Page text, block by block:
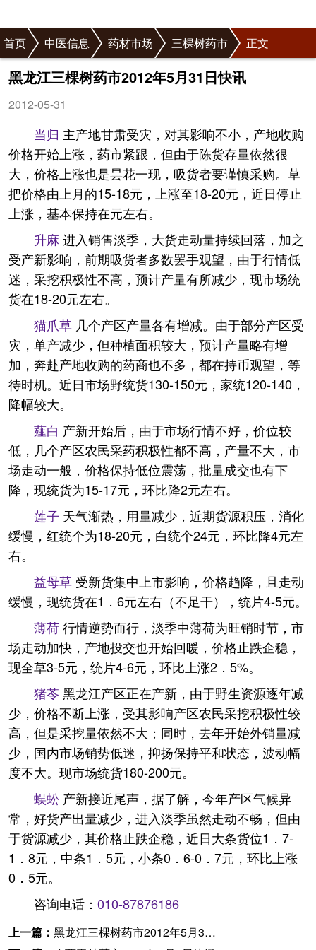
首页 中医信息 药材市场 三棵树药市 正文
黑龙江三棵树药市2012年5月31日快讯
2012-05-31
当归 主产地甘肃受灾，对其影响不小，产地收购
价格开始上涨，药市紧跟，但由于陈货存量依然很
大，价格上涨也是昙花一现，吸货者要谨慎采购。草
把价格由上月的15-18元，上涨至18-20元，近日停止
上涨，基本保持在元左右。
升麻 进入销售淡季，大货走动量持续回落，加之
受产新影响，前期吸货者多数罢手观望，由于行情低
迷，采挖积极性不高，预计产量有所减少，现市场统
货在18-20元左右。
猫爪草 几个产区产量各有增减。由于部分产区受
灾，单产减少，但种植面积较大，预计产量略有增
加，奔赴产地收购的药商也不多，都在持币观望，等
待时机。近日市场野统货130-150元，家统120-140，
降幅较大。
薤白 产新开始后，由于市场行情不好，价位较
低，几个产区农民采药积极性都不高，产量不大，市
场走动一般，价格保持低位震荡，批量成交也有下
降，现统货为15-17元，环比降2元左右。
莲子 天气渐热，用量减少，近期货源积压，消化
缓慢，红统个为18-20元，白统个24元，环比降4元左
右。
益母草 受新货集中上市影响，价格趋降，且走动
缓慢，现统货在1．6元左右（不足干），统片4-5元。
薄荷行情逆势而行，淡季中薄荷为旺销时节，市
场走动加快，产地投交也开始回暖，价格止跌企稳，
现全草3-5元，统片4-6元，环比上涨2．5%。
猪苓 黑龙江产区正在产新，由于野生资源逐年减
少，价格不断上涨，受其影响产区农民采挖积极性较
高，但是采挖量依然不大；同时，去年开始外销量减
少，国内市场销势低迷，抑扬保持平和状态，波动幅
度不大。现市场统货180-200元。
蜈蚣 产新接近尾声，据了解，今年产区气候异
常，好货产出量减少，进入淡季虽然走动不畅，但由
于货源减少，其价格止跌企稳，近日大条货位1．7-
1．8元，中条1．5元，小条0．6-0．7元，环比上涨
0．5元。
咨询电话： 010-87876186
上一篇： 黑龙江三棵树药市2012年5月30日快讯